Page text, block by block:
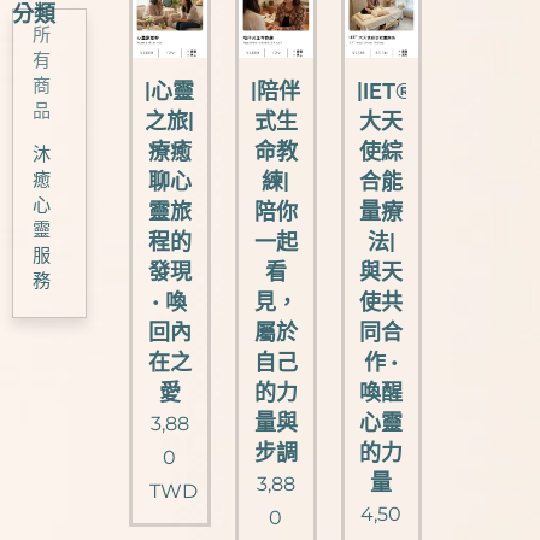
分類
所
有
商
品
沐
癒
心
靈
服
務
|心靈
之旅|
療癒
聊心
靈旅
程的
發現
• 喚
回內
在之
愛
3,88
0
TWD
|陪伴
式生
命教
練|
陪你
一起
看
見，
屬於
自己
的力
量與
步調
3,88
0
|IET®
大天
使綜
合能
量療
法|
與天
使共
同合
作 •
喚醒
心靈
的力
量
4,50